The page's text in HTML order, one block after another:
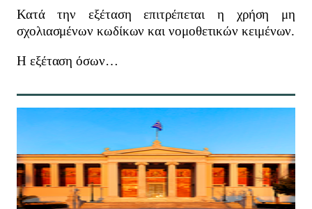
Κατά την εξέταση επιτρέπεται η χρήση μη
σχολιασμένων κωδίκων και νομοθετικών κειμένων.
Η εξέταση όσων…